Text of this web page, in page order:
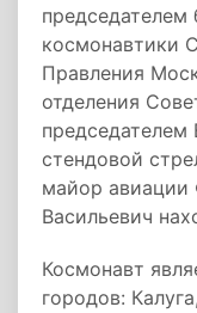
космонавтики
Правления
отделения
стендовой
майор авиации
Васильевич
Космонавт
городов: